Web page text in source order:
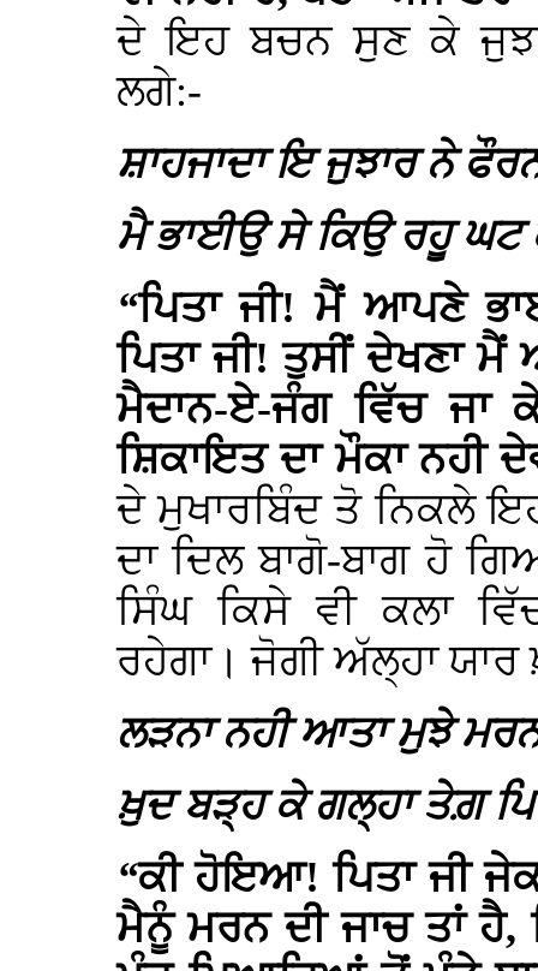
ਦੇ ਇਹ ਬਚਨ ਸੁਣ ਕੇ
ਲਗੇ:-
ਸ਼ਾਹਜਾਦਾ ਇ ਜੁਝਾਰ ਨੇ
ਮੈ ਭਾਈਉ ਸੇ ਕਿਉ ਰਹੂ ਘਟ
“ਪਿਤਾ ਜੀ! ਮੈਂ ਆਪਣੇ
ਪਿਤਾ ਜੀ! ਤੁਸੀਂ ਦੇਖਣਾ
ਮੈਦਾਨ-ਏ-ਜੰਗ ਵਿੱਚ ਜਾ
ਸ਼ਿਕਾਇਤ ਦਾ ਮੌਕਾ ਨਹੀ
ਦੇ ਮੁਖਾਰਬਿੰਦ ਤੋ ਨਿਕਲੇ
ਦਾ ਦਿਲ ਬਾਗੋ-ਬਾਗ ਹੋ
ਸਿੰਘ ਕਿਸੇ ਵੀ ਕਲਾ
ਰਹੇਗਾ। ਜੋਗੀ ਅੱਲ੍ਹਾ ਯਾਰ
ਲੜਨਾ ਨਹੀ ਆਤਾ ਮੁਝੇ
ਖ਼ੁਦ ਬੜ੍ਹ ਕੇ ਗਲ੍ਹਾ ਤੇਗ਼
“ਕੀ ਹੋਇਆ! ਪਿਤਾ ਜੀ
ਮੈਨੂੰ ਮਰਨ ਦੀ ਜਾਚ ਤਾਂ